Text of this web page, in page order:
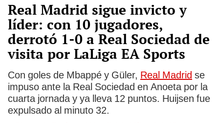
Real Madrid sigue invicto y
líder: con 10 jugadores,
derrotó 1-0 a Real Sociedad de
visita por LaLiga EA Sports
Con goles de Mbappé y Güler, Real Madrid se
impuso ante la Real Sociedad en Anoeta por la
cuarta jornada y ya lleva 12 puntos. Huijsen fue
expulsado al minuto 32.